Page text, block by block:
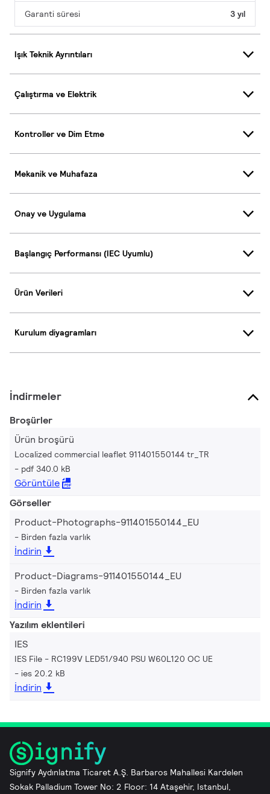
Garanti süresi 3 yıl
Işık Teknik Ayrıntıları
Çalıştırma ve Elektrik
Kontroller ve Dim Etme
Mekanik ve Muhafaza
Onay ve Uygulama
Başlangıç Performansı (IEC Uyumlu)
Ürün Verileri
Kurulum diyagramları
İndirmeler
Broşürler
Ürün broşürü
Localized commercial leaflet 911401550144 tr_TR
pdf 340.0 kB
Görüntüle
Görseller
Product-Photographs-911401550144_EU
Birden fazla varlık
İndirin
Product-Diagrams-911401550144_EU
Birden fazla varlık
İndirin
Yazılım eklentileri
IES
IES File - RC199V LED51/940 PSU W60L120 OC UE
ies 20.2 kB
İndirin
Signify Aydınlatma Ticaret A.Ş. Barbaros Mahallesi Kardelen
Sokak Palladium Tower No: 2 Floor: 14 Ataşehir, Istanbul,